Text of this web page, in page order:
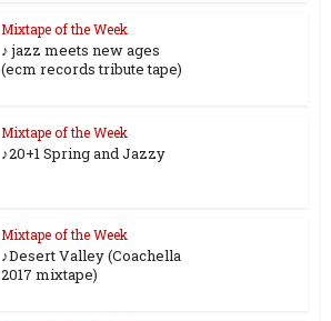
Mixtape of the Week
♪ jazz meets new ages
(ecm records tribute tape)
Mixtape of the Week
♪20+1 Spring and Jazzy
Mixtape of the Week
♪Desert Valley (Coachella
2017 mixtape)